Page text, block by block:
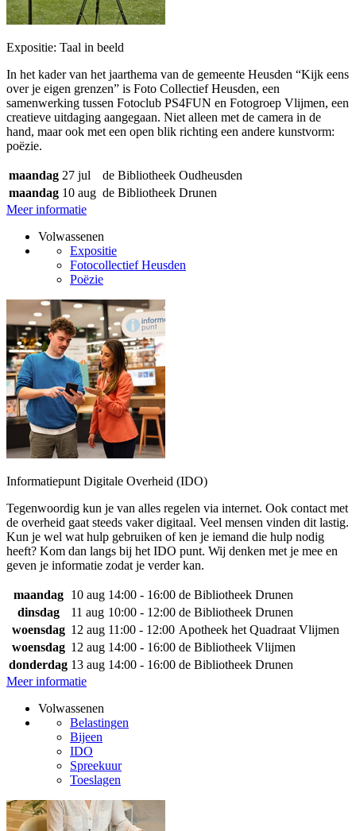
Expositie: Taal in beeld
In het kader van het jaarthema van de gemeente Heusden “Kijk eens
over je eigen grenzen” is Foto Collectief Heusden, een
samenwerking tussen Fotoclub PS4FUN en Fotogroep Vlijmen, een
creatieve uitdaging aangegaan. Niet alleen met de camera in de
hand, maar ook met een open blik richting een andere kunstvorm:
poëzie.
maandag 27 jul
de Bibliotheek Oudheusden
maandag 10 aug de Bibliotheek Drunen
Meer informatie
Volwassenen
Expositie
Fotocollectief Heusden
Poëzie
Informatiepunt Digitale Overheid (IDO)
Tegenwoordig kun je van alles regelen via internet. Ook contact met
de overheid gaat steeds vaker digitaal. Veel mensen vinden dit lastig.
Kun je wel wat hulp gebruiken of ken je iemand die hulp nodig
heeft? Kom dan langs bij het IDO punt. Wij denken met je mee en
geven je informatie zodat je verder kan.
maandag 10 aug 14:00 - 16:00 de Bibliotheek Drunen
dinsdag
11 aug 10:00 - 12:00 de Bibliotheek Drunen
woensdag 12 aug 11:00 - 12:00 Apotheek het Quadraat Vlijmen
woensdag 12 aug 14:00 - 16:00 de Bibliotheek Vlijmen
donderdag 13 aug 14:00 - 16:00 de Bibliotheek Drunen
Meer informatie
Volwassenen
Belastingen
Bijeen
IDO
Spreekuur
Toeslagen